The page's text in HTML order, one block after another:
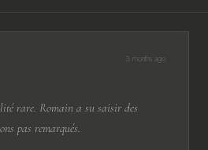
3 months ago
rare. Romain a su saisir des
pas remarqués.